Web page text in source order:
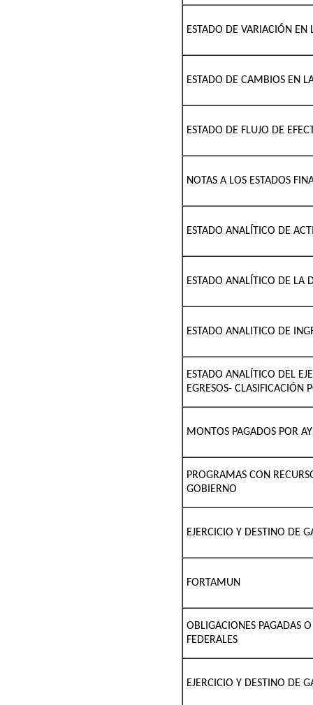
ESTADO DE VARIACIÓN
ESTADO DE CAMBIOS EN
ESTADO DE FLUJO DE
NOTAS A LOS ESTADOS
ESTADO ANALÍTICO DE
ESTADO ANALÍTICO DE LA
ESTADO ANALITICO DE
ESTADO ANALÍTICO DEL
EGRESOS- CLASIFICACIÓN
MONTOS PAGADOS POR
PROGRAMAS CON
GOBIERNO
EJERCICIO Y DESTINO DE
FORTAMUN
OBLIGACIONES PAGADAS
FEDERALES
EJERCICIO Y DESTINO DE